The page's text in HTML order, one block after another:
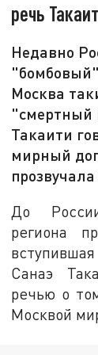
речь
Недавно
Москва
"смертный
Такаити
мирный
До
региона
Санаэ
речью о
Москвой